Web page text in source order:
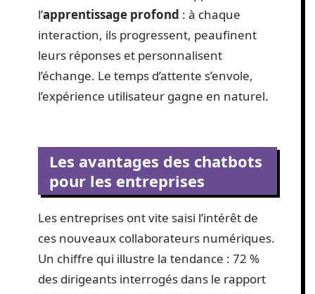
l’apprentissage profond : à chaque
interaction, ils progressent, peaufinent
leurs réponses et personnalisent
l’échange. Le temps d’attente s’envole,
l’expérience utilisateur gagne en naturel.
Les avantages des chatbots
pour les entreprises
Les entreprises ont vite saisi l’intérêt de
ces nouveaux collaborateurs numériques.
Un chiffre qui illustre la tendance : 72 %
des dirigeants interrogés dans le rapport